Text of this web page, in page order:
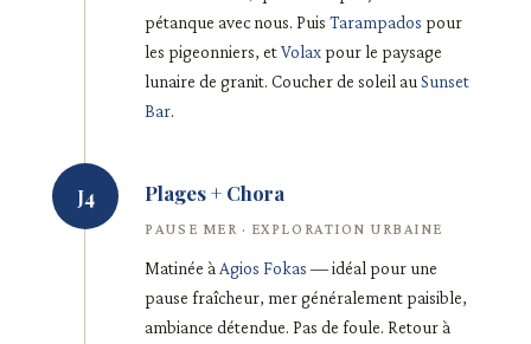
pétanque avec nous. PuisTarampados pour
les pigeonniers, etVolax pour le paysage
lunaire de granit. Coucher de soleil auSunset
Bar.
J4 Plages + Chora
PAUSE MER · EXPLORATION URBAINE
Matinée à Agios Fokas — idéal pour une
pause fraîcheur, mer généralement paisible,
ambiance détendue. Pas de foule. Retour à